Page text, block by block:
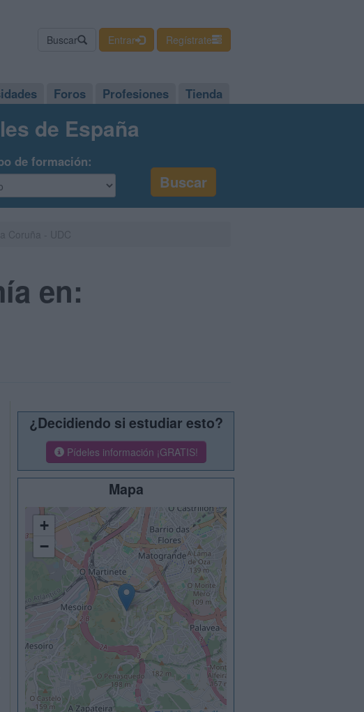
Buscar Entrar Regístrate
Foros Profesiones Tienda
de España
de formación:
en:
¿Decidiendo si estudiar esto?
Pídeles información ¡GRATIS!
Mapa
+
−